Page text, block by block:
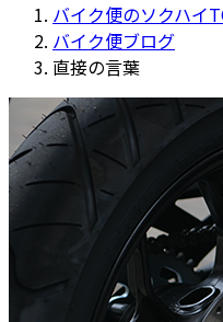
バイク便のソクハイ
バイク便ブログ
直接の言葉